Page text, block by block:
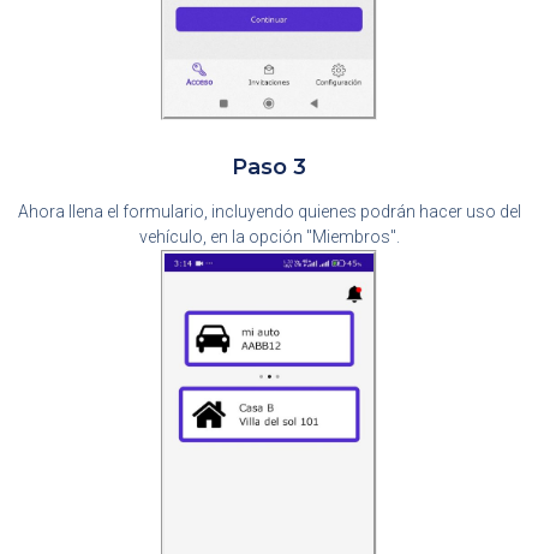
Paso 3
Ahora llena el formulario, incluyendo quienes podrán hacer uso del
vehículo, en la opción "Miembros".